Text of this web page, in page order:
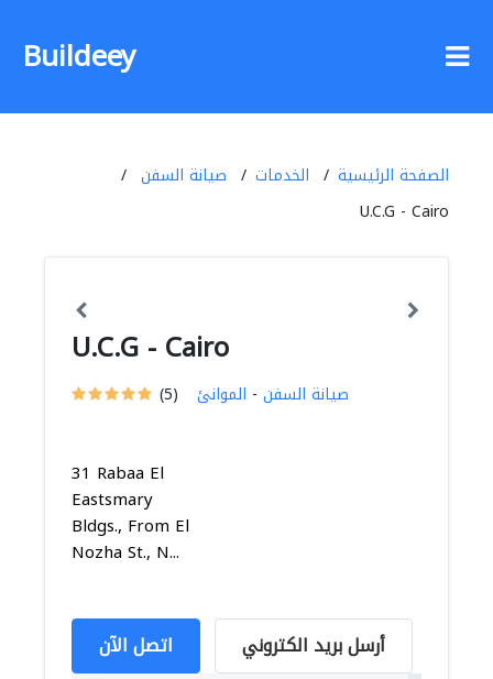
Buildeey
الصفحة الرئيسية الخدمات
صيانة السفن
U.C.G - Cairo
U.C.G - Cairo
(5) صيانة السفن - الموانئ
31 Rabaa El
Eastsmary
Bldgs., From El
Nozha St., N...
اتصل الآن أرسل بريد الكتروني